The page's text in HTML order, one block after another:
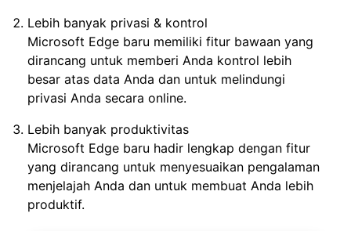
Lebih banyak privasi & kontrol
Microsoft Edge baru memiliki fitur bawaan yang
dirancang untuk memberi Anda kontrol lebih
besar atas data Anda dan untuk melindungi
privasi Anda secara online.
Lebih banyak produktivitas
Microsoft Edge baru hadir lengkap dengan fitur
yang dirancang untuk menyesuaikan pengalaman
menjelajah Anda dan untuk membuat Anda lebih
produktif.